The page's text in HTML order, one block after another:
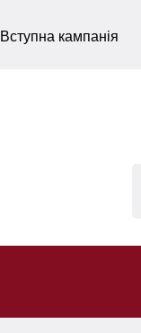
Вступна кампанія